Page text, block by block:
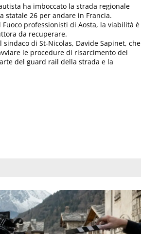
ha imboccato la strada regionale
statale 26 per andare in Francia.
professionisti di Aosta, la viabilità è
da recuperare.
di St-Nicolas, Davide Sapinet, che
le procedure di risarcimento dei
del guard rail della strada e la